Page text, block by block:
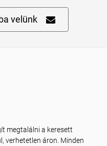
velünk
megtalálni a keresett
verhetetlen áron. Minden